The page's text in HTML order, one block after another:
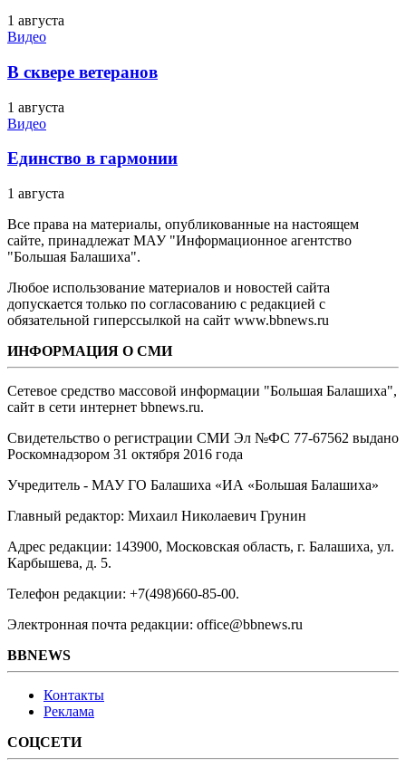
1 августа
Видео
В сквере ветеранов
1 августа
Видео
Единство в гармонии
1 августа
Все права на материалы, опубликованные на настоящем
сайте, принадлежат МАУ "Информационное агентство
"Большая Балашиха".
Любое использование материалов и новостей сайта
допускается только по согласованию с редакцией с
обязательной гиперссылкой на сайт www.bbnews.ru
ИНФОРМАЦИЯ О СМИ
Сетевое средство массовой информации "Большая Балашиха",
сайт в сети интернет bbnews.ru.
Свидетельство о регистрации СМИ Эл №ФС ‎77-67562 выдано
Роскомнадзором 31 октября 2016 года
Учредитель - МАУ ГО Балашиха «ИА «Большая Балашиха»
Главный редактор: Михаил Николаевич Грунин
Адрес редакции: 143900, Московская область, г. Балашиха, ул.
Карбышева, д. 5.
Телефон редакции: +7(498)660-85-00.
Электронная почта редакции: office@bbnews.ru
BBNEWS
Контакты
Реклама
СОЦСЕТИ